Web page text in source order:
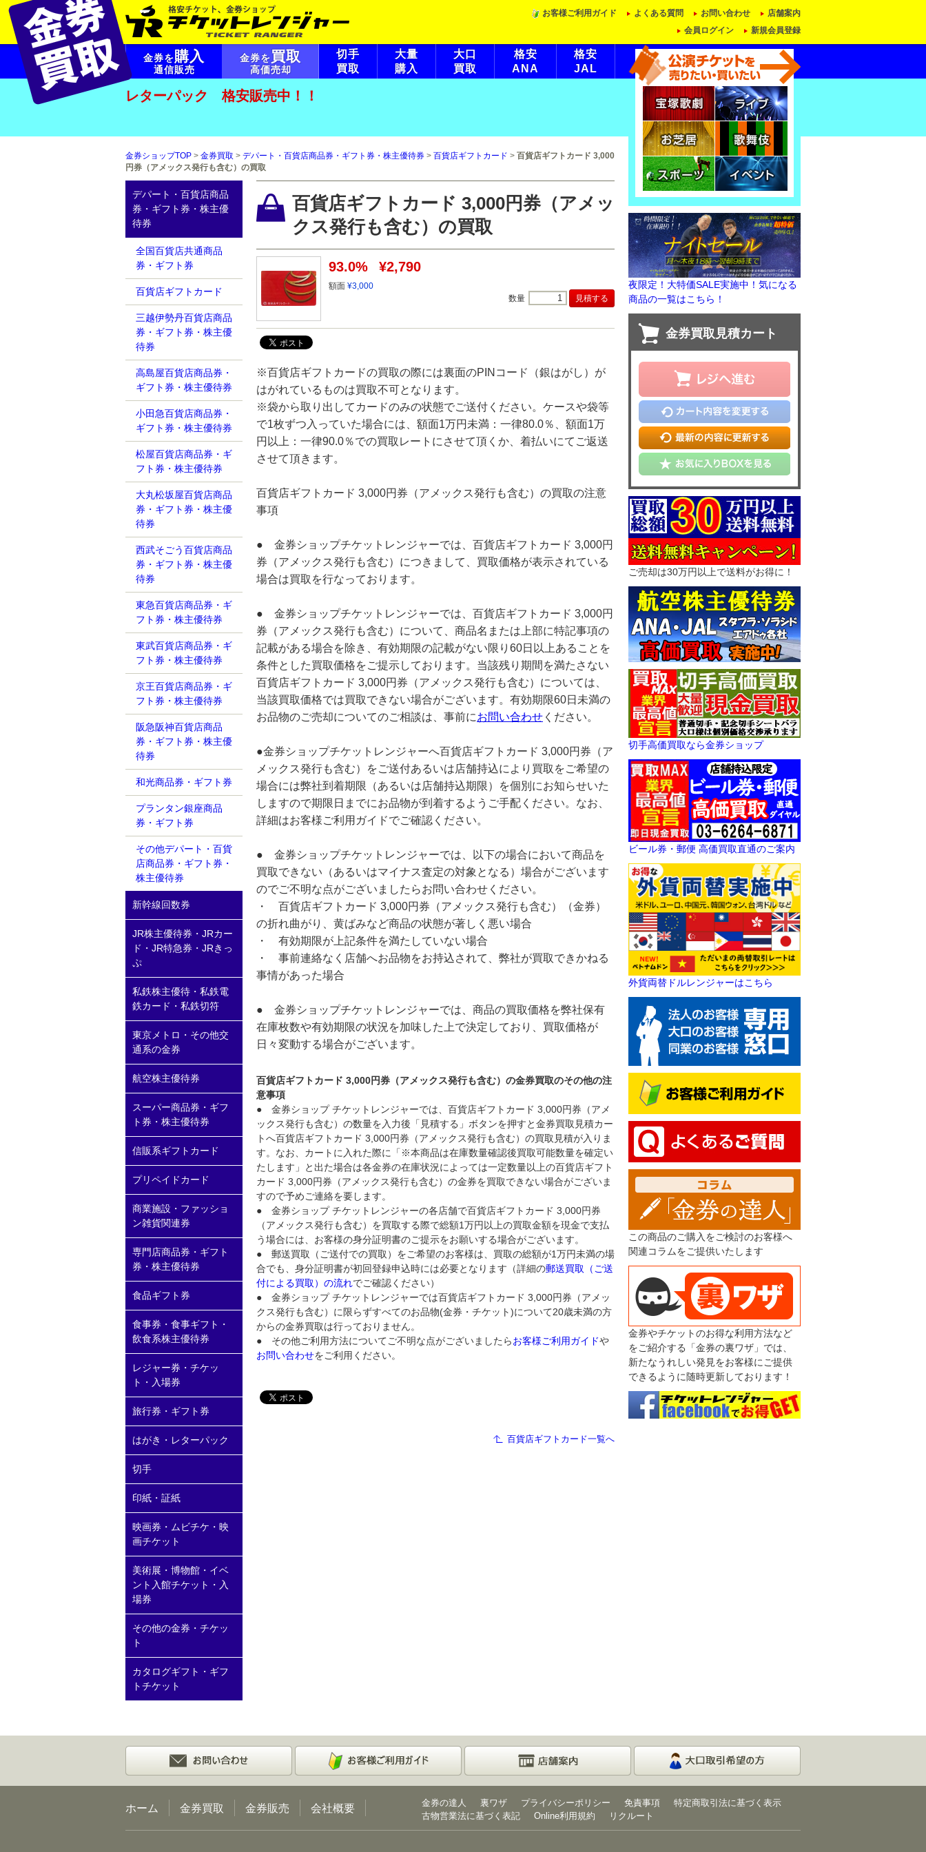
お客様ご利用ガイド よくある質問 お問い合わせ
店舗案内
会員ログイン
新規会員登録
金券を購入
通信販売
金券を買取
高価売却
切手
買取
大量
購入
大口
買取
格安
ANA
格安
JAL
レターパック 格安販売中！！
金券ショップTOP > 金券買取 > デパート・百貨店商品券・ギフト券・株主優待券 > 百貨店ギフトカード > 百貨店ギフトカード 3,000
円券（アメックス発行も含む）の買取
百貨店ギフトカード 3,000円券（アメッ
クス発行も含む）の買取
93.0% ¥2,790
額面 ¥3,000
数量
※百貨店ギフトカードの買取の際には裏面のPINコード（銀はがし）が
はがれているものは買取不可となります。
※袋から取り出してカードのみの状態でご送付ください。ケースや袋等
で1枚ずつ入っていた場合には、額面1万円未満：一律80.0％、額面1万
円以上：一律90.0％での買取レートにさせて頂くか、着払いにてご返送
させて頂きます。
百貨店ギフトカード 3,000円券（アメックス発行も含む）の買取の注意
事項
● 金券ショップチケットレンジャーでは、百貨店ギフトカード 3,000円
券（アメックス発行も含む）につきまして、買取価格が表示されている
場合は買取を行なっております。
● 金券ショップチケットレンジャーでは、百貨店ギフトカード 3,000円
券（アメックス発行も含む）について、商品名または上部に特記事項の
記載がある場合を除き、有効期限の記載がない限り60日以上あることを
条件とした買取価格をご提示しております。当該残り期間を満たさない
百貨店ギフトカード 3,000円券（アメックス発行も含む）については、
当該買取価格では買取できない場合がございます。有効期限60日未満の
お品物のご売却についてのご相談は、事前にお問い合わせ ください。
●金券ショップチケットレンジャーへ百貨店ギフトカード 3,000円券（ア
メックス発行も含む）をご送付あるいは店舗持込により買取をご希望の
場合には弊社到着期限（あるいは店舗持込期限）を個別にお知らせいた
しますので期限日までにお品物が到着するようご手配ください。なお、
詳細はお客様ご利用ガイドでご確認ください。
● 金券ショップチケットレンジャーでは、以下の場合において商品を
買取できない（あるいはマイナス査定の対象となる）場合がございます
のでご不明な点がございましたらお問い合わせください。
・ 百貨店ギフトカード 3,000円券（アメックス発行も含む）（金券）
の折れ曲がり、黄ばみなど商品の状態が著しく悪い場合
・ 有効期限が上記条件を満たしていない場合
・ 事前連絡なく店舗へお品物をお持込されて、弊社が買取できかねる
事情があった場合
● 金券ショップチケットレンジャーでは、商品の買取価格を弊社保有
在庫枚数や有効期限の状況を加味した上で決定しており、買取価格が
日々変動する場合がございます。
百貨店ギフトカード 3,000円券（アメックス発行も含む）の金券買取のその他の注
意事項
● 金券ショップ チケットレンジャーでは、百貨店ギフトカード 3,000円券（アメ
ックス発行も含む）の数量を入力後「見積する」ボタンを押すと金券買取見積カー
トへ百貨店ギフトカード 3,000円券（アメックス発行も含む）の買取見積が入りま
す。なお、カートに入れた際に「※本商品は在庫数量確認後買取可能数量を確定い
たします」と出た場合は各金券の在庫状況によっては一定数量以上の百貨店ギフト
カード 3,000円券（アメックス発行も含む）の金券を買取できない場合がございま
すので予めご連絡を要します。
● 金券ショップ チケットレンジャーの各店舗で百貨店ギフトカード 3,000円券
（アメックス発行も含む）を買取する際で総額1万円以上の買取金額を現金で支払
う場合には、お客様の身分証明書のご提示をお願いする場合がございます。
● 郵送買取（ご送付での買取）をご希望のお客様は、買取の総額が1万円未満の場
合でも、身分証明書が初回登録申込時には必要となります（詳細の郵送買取（ご送
付による買取）の流れでご確認ください）
● 金券ショップ チケットレンジャーでは百貨店ギフトカード 3,000円券（アメッ
クス発行も含む）に限らずすべてのお品物(金券・チケット)について20歳未満の方
からの金券買取は行っておりません。
● その他ご利用方法についてご不明な点がございましたらお客様ご利用ガイドや
お問い合わせをご利用ください。
百貨店ギフトカード一覧へ
デパート・百貨店商品
券・ギフト券・株主優
待券
全国百貨店共通商品
券・ギフト券
百貨店ギフトカード
三越伊勢丹百貨店商品
券・ギフト券・株主優
待券
高島屋百貨店商品券・
ギフト券・株主優待券
小田急百貨店商品券・
ギフト券・株主優待券
松屋百貨店商品券・ギ
フト券・株主優待券
大丸松坂屋百貨店商品
券・ギフト券・株主優
待券
西武そごう百貨店商品
券・ギフト券・株主優
待券
東急百貨店商品券・ギ
フト券・株主優待券
東武百貨店商品券・ギ
フト券・株主優待券
京王百貨店商品券・ギ
フト券・株主優待券
阪急阪神百貨店商品
券・ギフト券・株主優
待券
和光商品券・ギフト券
プランタン銀座商品
券・ギフト券
その他デパート・百貨
店商品券・ギフト券・
株主優待券
新幹線回数券
JR株主優待券・JRカー
ド・JR特急券・JRきっ
ぷ
私鉄株主優待・私鉄電
鉄カード・私鉄切符
東京メトロ・その他交
通系の金券
航空株主優待券
スーパー商品券・ギフ
ト券・株主優待券
信販系ギフトカード
プリペイドカード
商業施設・ファッショ
ン雑貨関連券
専門店商品券・ギフト
券・株主優待券
食品ギフト券
食事券・食事ギフト・
飲食系株主優待券
レジャー券・チケッ
ト・入場券
旅行券・ギフト券
はがき・レターパック
切手
印紙・証紙
映画券・ムビチケ・映
画チケット
美術展・博物館・イベ
ント入館チケット・入
場券
その他の金券・チケッ
ト
カタログギフト・ギフ
トチケット
夜限定！大特価SALE実施中！気になる
商品の一覧はこちら！
金券買取見積カート
ご売却は30万円以上で送料がお得に！
切手高価買取なら金券ショップ
ビール券・郵便 高価買取直通のご案内
外貨両替ドルレンジャーはこちら
この商品のご購入をご検討のお客様へ
関連コラムをご提供いたします
金券やチケットのお得な利用方法など
をご紹介する「金券の裏ワザ」では、
新たなうれしい発見をお客様にご提供
できるように随時更新しております！
ホーム 金券買取 金券販売 会社概要 金券の達人 裏ワザ プライバシーポリシー 免責事項
特定商取引法に基づく表示
古物営業法に基づく表記
Online利用規約 リクルート